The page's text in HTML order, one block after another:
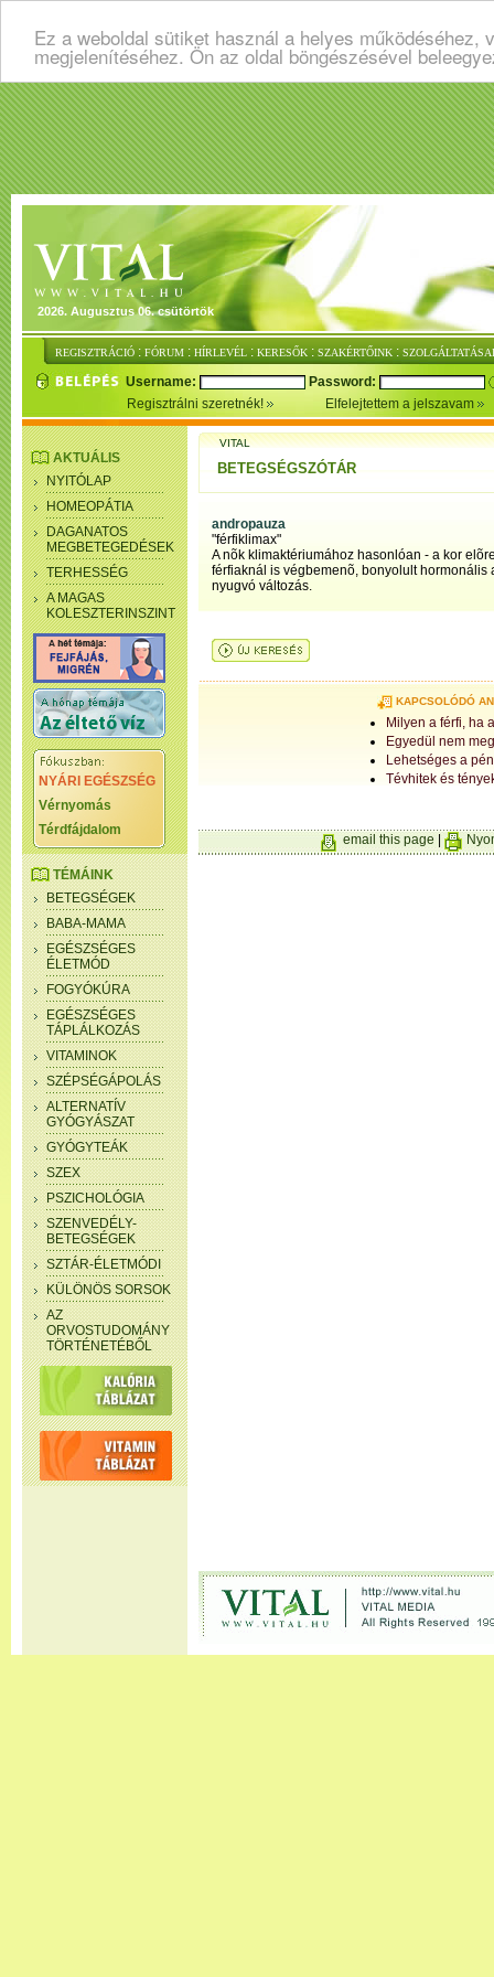
Ez a weboldal sütiket használ a helyes
megjelenítéséhez. Ön az oldal böngészésével
2026. Augusztus 06. csütörtök
REGISZTRÁCIÓ : FÓRUM : HÍRLEVÉL : KERESŐK : SZAKÉRTŐINK :
Username:
Password:
Regisztrálni szeretnék!
Elfelejtettem a jelszavam
AKTUÁLIS
NYITÓLAP
HOMEOPÁTIA
DAGANATOS
MEGBETEGEDÉSEK
TERHESSÉG
A MAGAS
KOLESZTERINSZINT
NYÁRI EGÉSZSÉG
Vérnyomás
Térdfájdalom
TÉMÁINK
BETEGSÉGEK
BABA-MAMA
EGÉSZSÉGES
ÉLETMÓD
FOGYÓKÚRA
EGÉSZSÉGES
TÁPLÁLKOZÁS
VITAMINOK
SZÉPSÉGÁPOLÁS
ALTERNATÍV
GYÓGYÁSZAT
GYÓGYTEÁK
SZEX
PSZICHOLÓGIA
SZENVEDÉLY-
BETEGSÉGEK
SZTÁR-ÉLETMÓDI
KÜLÖNÖS SORSOK
AZ
ORVOSTUDOMÁNY
TÖRTÉNETÉBŐL
VITAL
BETEGSÉGSZÓTÁR
andropauza
"férfiklimax"
A nõk klimaktériumához hasonlóan - a kor
férfiaknál is végbemenõ, bonyolult hormonális
nyugvó változás.
KAPCSOLÓDÓ
Milyen a férfi, ha
Egyedül nem
Lehetséges a
Tévhitek és
email this page